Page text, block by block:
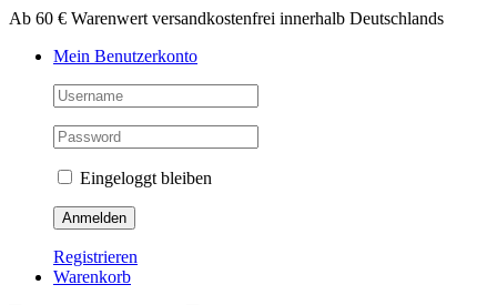
Zum
springen
Ab 60 € Warenwert versandkostenfrei innerhalb Deutschlands
Mein Benutzerkonto
Eingeloggt bleiben
Registrieren
Warenkorb